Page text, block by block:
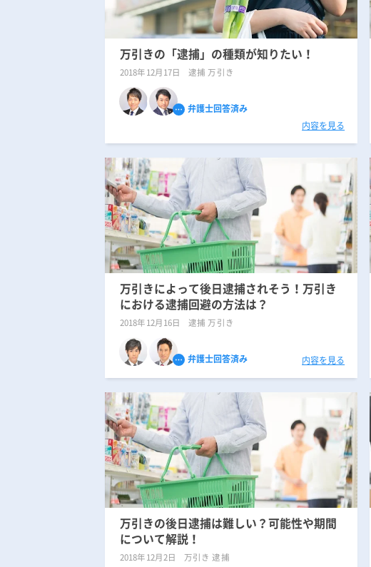
解決
ご依
万引きの「逮捕」の種類が知りたい！
2018年12月17日 逮捕 万引き
弁護士回答済み
内容を見る
万引きによって後日逮捕されそう！万引き
における逮捕回避の方法は？
2018年12月16日 逮捕 万引き
弁護士回答済み 内容を見る
万引きの後日逮捕は難しい？可能性や期間
について解説！
2018年12月2日 万引き 逮捕